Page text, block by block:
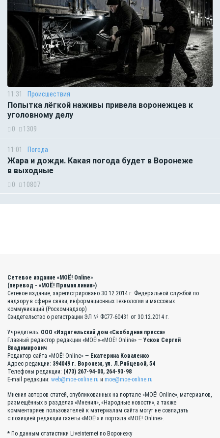
11:31 Происшествия
Попытка лёгкой наживы привела воронежцев к
уголовному делу
0 1309
11:01 Погода
Жара и дожди. Какая погода будет в Воронеже
в выходные
0 10807
Сетевое издание «МОЁ! Online»
(перевод - «МОЁ! Прямая линия»)
Сетевое издание, зарегистрировано 30.12.2014 г. Федеральной службой по
надзору в сфере связи, информационных технологий и массовых
коммуникаций (Роскомнадзор)
Свидетельство о регистрации ЭЛ № ФС77-60431 от 30.12.2014 г.
Учредитель: ООО «Издательский дом «Свободная пресса»
Главный редактор редакции «МОЁ!»-«МОЁ! Online» — Усков Сергей
Владимирович
Редактор сайта «МОЁ! Online» — Екатерина Коваленко
Адрес редакции: 394049 г. Воронеж, ул. Л.Рябцевой, 54
Телефоны редакции: (473) 267-94-00, 264-93-98
E-mail редакции: web@moe-online.ru и moe@moe-online.ru
Мнения авторов статей, опубликованных на портале «МОЁ! Online», материалов,
размещённых в разделах «Мнения», «Народные новости», а также
комментариев пользователей к материалам сайта могут не совпадать
с позицией редакции газеты «МОЁ!» и портала «МОЁ! Online».
* По данным статистики Liveinternet по Воронежу